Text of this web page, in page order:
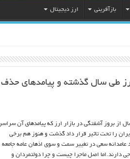
بازآفرینی ارز دیجیتال
طی سال گذشته و پیامدهای حذف
از بروز آشفتگی در بازار ارز که پیامدهای آن سراسر
را تحت تاثیر قرار داد گذشت و هنوز هم برخی
عامدانه سعی در تغییر سمت و سوی اذهان عامه جامعه
دارند.اما اصل ماجرا چیست و چرا دولتمردان و